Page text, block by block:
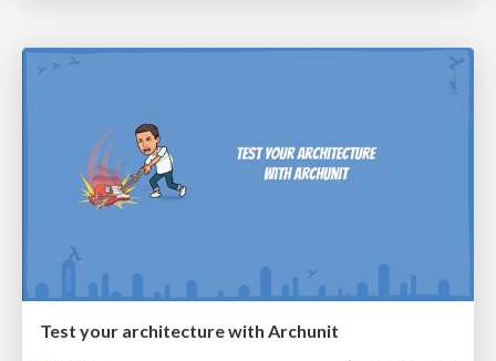
Test your architecture with Archunit